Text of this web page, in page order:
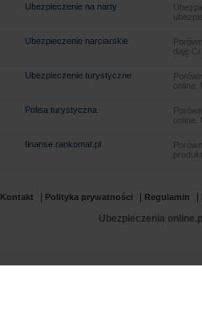
Ubezpieczenie na narty
Ubezpieczenie narciarskie
daję
Ubezpieczenie turystyczne
Polisa turystyczna
finanse.rankomat.pl
Kontakt Polityka prywatności Regulamin
Ubezpieczenia